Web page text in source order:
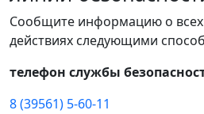
Сообщите информацию о
действиях следующими
телефон службы
8 (39561) 5-60-11